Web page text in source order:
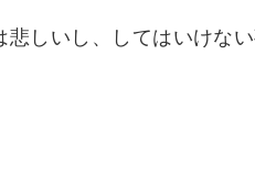
しいし、してはいけな